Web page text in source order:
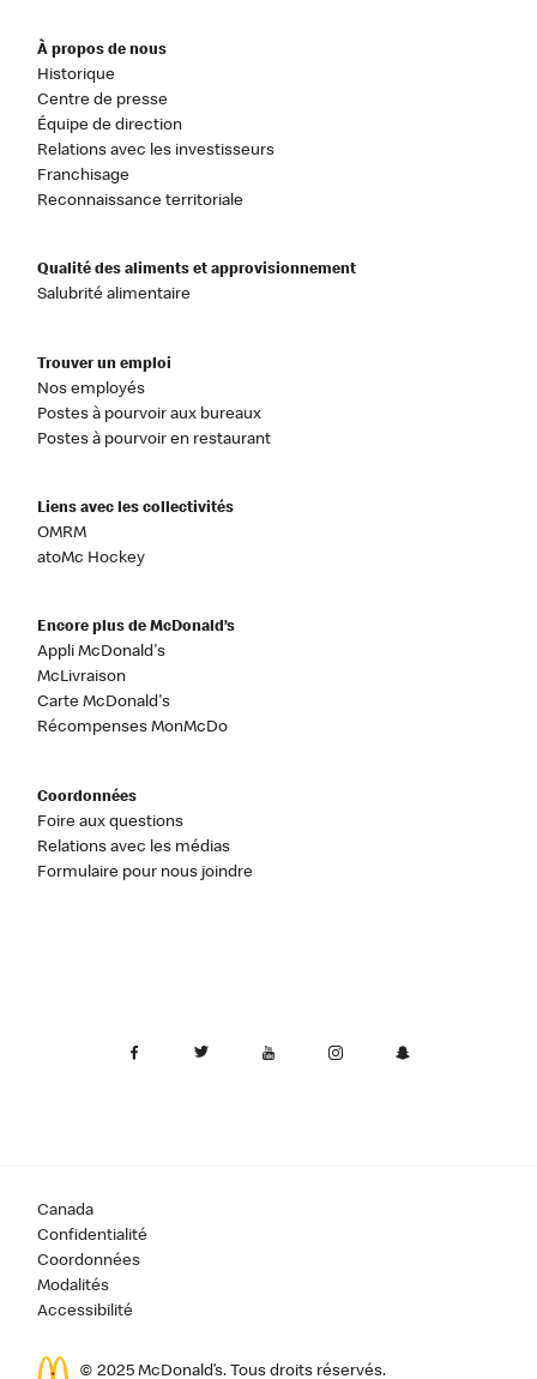
À propos de nous
Historique
Centre de presse
Équipe de direction
Relations avec les investisseurs
Franchisage
Reconnaissance territoriale
Qualité des aliments et approvisionnement
Salubrité alimentaire
Trouver un emploi
Nos employés
Postes à pourvoir aux bureaux
Postes à pourvoir en restaurant
Liens avec les collectivités
OMRM
atoMc Hockey
Encore plus de McDonald’s
Appli McDonald's
McLivraison
Carte McDonald's
Récompenses MonMcDo
Coordonnées
Foire aux questions
Relations avec les médias
Formulaire pour nous joindre
Canada
Confidentialité
Coordonnées
Modalités
Accessibilité
© 2025 McDonald’s. Tous droits réservés.